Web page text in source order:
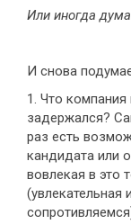
Или иногда
И снова
1. Что компания
задержался?
раз есть
кандидата или
вовлекая в это
(увлекательная